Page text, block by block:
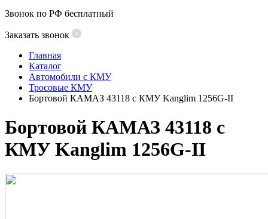
Звонок по РФ бесплатный
Заказать звонок
Главная
Каталог
Автомобили с КМУ
Тросовые КМУ
Бортовой КАМАЗ 43118 с КМУ Kanglim 1256G-II
Бортовой КАМАЗ 43118 с
КМУ Kanglim 1256G-II